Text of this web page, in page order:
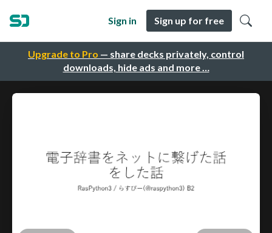
Upgrade to Pro — share decks privately, control
downloads, hide ads and more …
Sign in Sign up for free